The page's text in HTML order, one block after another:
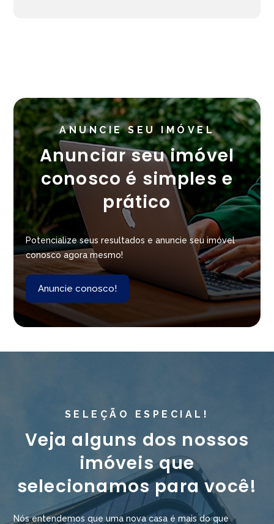
ANUNCIE SEU IMÓVEL
Anunciar seu imóvel
conosco é simples e
prático
Potencialize seus resultados e anuncie seu imóvel
conosco agora mesmo!
Anuncie conosco!
SELEÇÃO ESPECIAL!
Veja alguns dos nossos
imóveis que
selecionamos para você!
Nós entendemos que uma nova casa é mais do que